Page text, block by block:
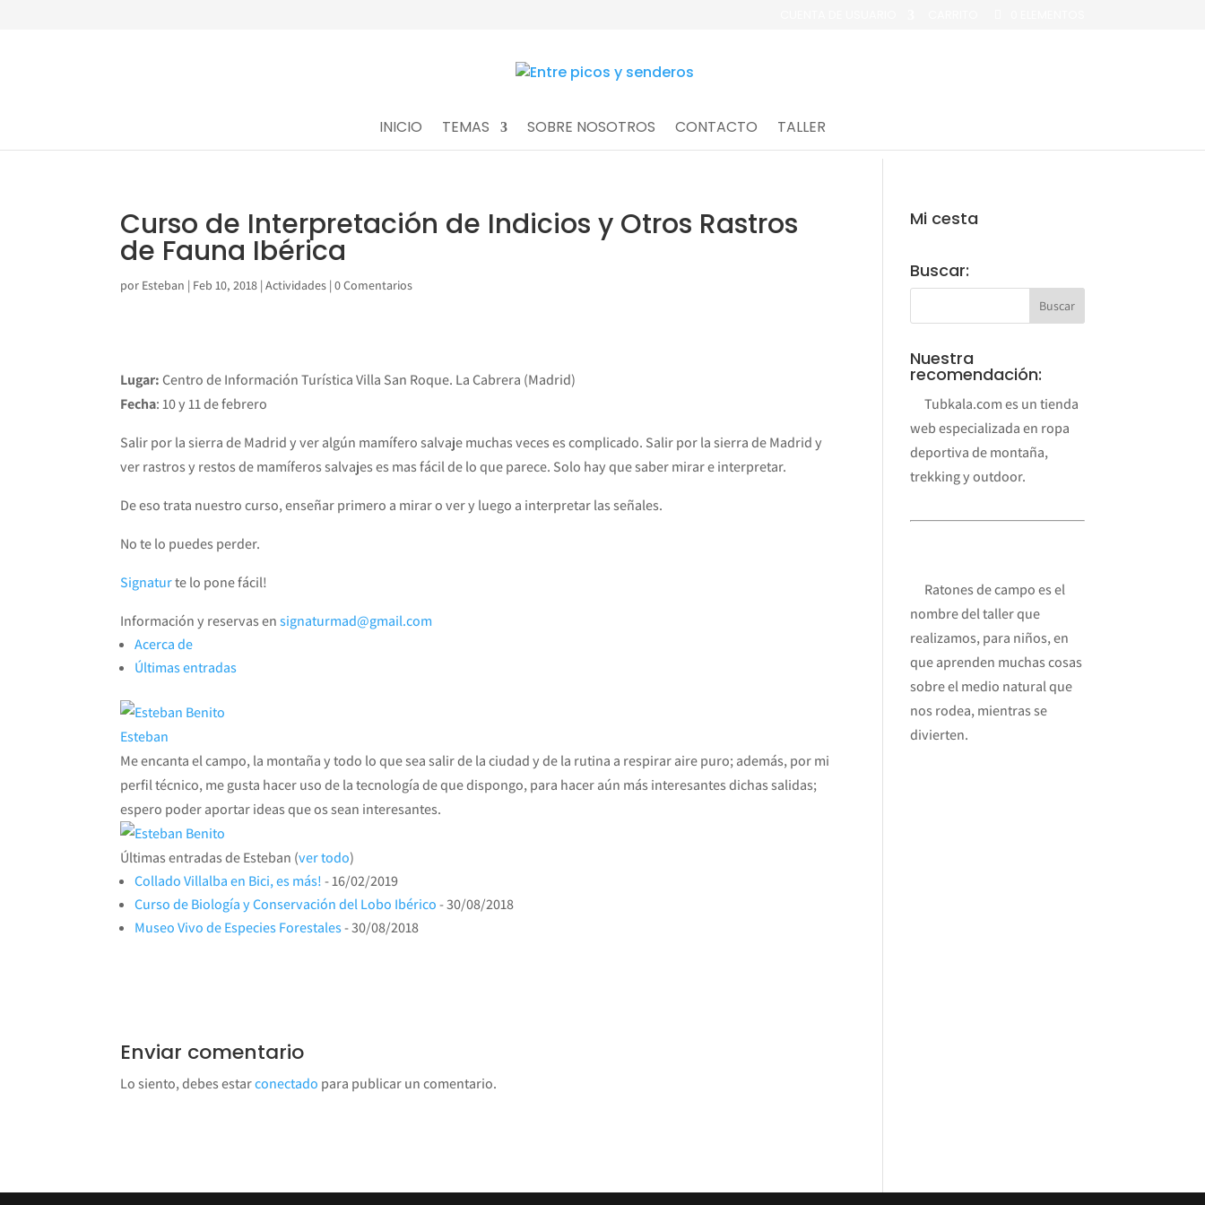
INICIO TEMAS SOBRE NOSOTROS CONTACTO TALLER
Curso de Interpretación de Indicios y Otros Rastros
de Fauna Ibérica
por Esteban | Feb 10, 2018 |Actividades |0 Comentarios
Lugar:Centro de Información Turística Villa San Roque. La Cabrera (Madrid)
Fecha: 10 y 11 de febrero
Salir por la sierra de Madrid y ver algún mamífero salvaje muchas veces es complicado. Salir por la sierra de Madrid y
ver rastros y restos de mamíferos salvajes es mas fácil de lo que parece. Solo hay que saber mirar e interpretar.
De eso trata nuestro curso, enseñar primero a mirar o ver y luego a interpretar las señales.
No te lo puedes perder.
Signaturte lo pone fácil!
Información y reservas ensignaturmad@gmail.com
Acerca de
Últimas entradas
Esteban
Me encanta el campo, la montaña y todo lo que sea salir de la ciudad y de la rutina a respirar aire puro; además, por mi
perfil técnico, me gusta hacer uso de la tecnología de que dispongo, para hacer aún más interesantes dichas salidas;
espero poder aportar ideas que os sean interesantes.
Últimas entradas de Esteban (ver todo)
Collado Villalba en Bici, es más!- 16/02/2019
Curso de Biología y Conservación del Lobo Ibérico- 30/08/2018
Museo Vivo de Especies Forestales- 30/08/2018
Enviar comentario
Lo siento, debes estarconectado para publicar un comentario.
Mi cesta
Buscar:
Nuestra
recomendación:
Tubkala.com es un tienda
web especializada en ropa
deportiva de montaña,
trekking y outdoor.
Ratones de campo es el
nombre del taller que
realizamos, para niños, en
que aprenden muchas cosas
sobre el medio natural que
nos rodea, mientras se
divierten.